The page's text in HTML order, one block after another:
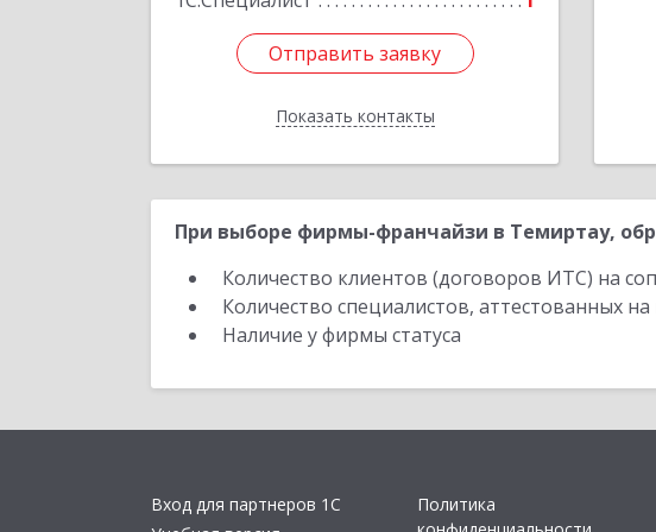
Отправить заявку
Показать контакты
Отправить заявку
Назад
При выборе фирмы-франчайзи в Темиртау,
Количество клиентов (договоров ИТС) на
Количество специалистов, аттестованных
Наличие у фирмы статуса
Вход для партнеров 1С
Политика